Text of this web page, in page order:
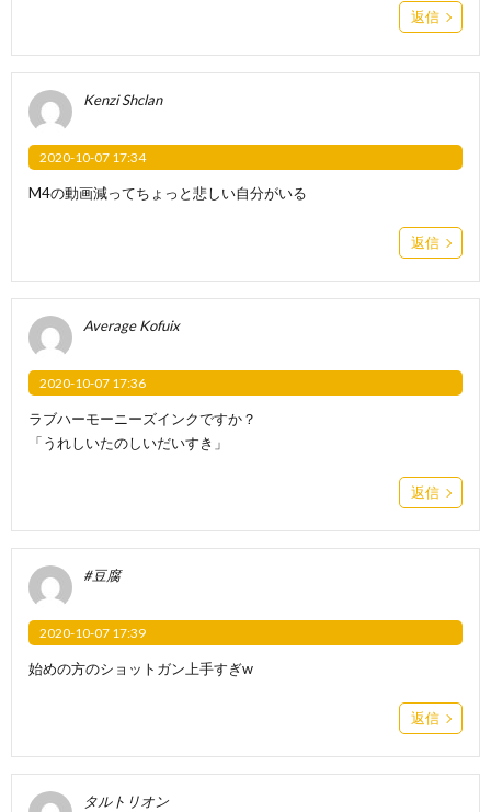
返信
Kenzi Shclan
2020-10-07 17:34
M4の動画減ってちょっと悲しい自分がいる
返信
Average Kofuix
2020-10-07 17:36
ラブハーモーニーズインクですか？
「うれしいたのしいだいすき」
返信
#豆腐
2020-10-07 17:39
始めの方のショットガン上手すぎw
返信
タルトリオン